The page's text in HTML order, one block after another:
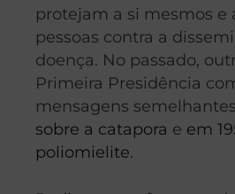
protejam a si mesmos e
pessoas contra a
doença. No passado,
Primeira Presidência
mensagens
sobre a catapora e em
poliomielite.